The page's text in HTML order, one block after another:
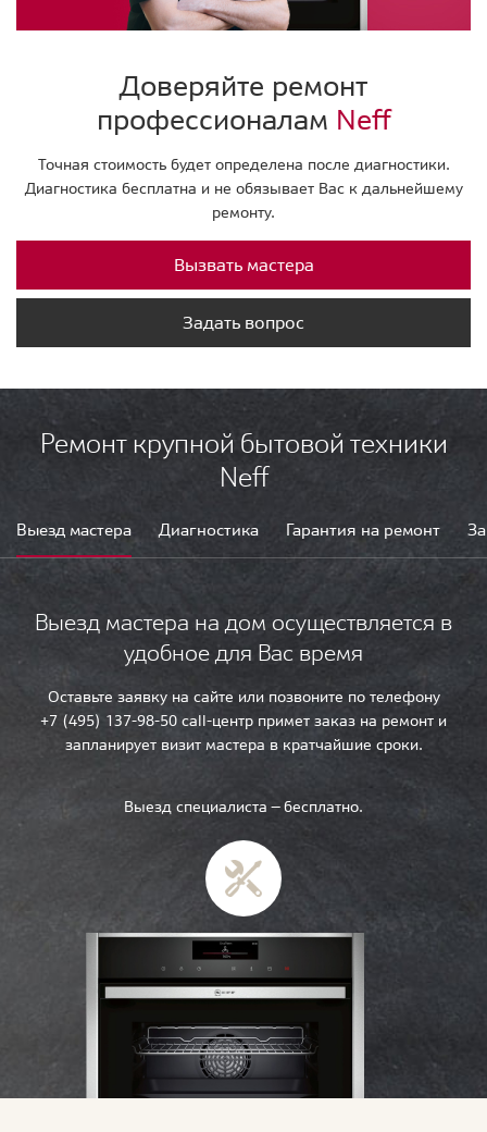
Доверяйте ремонт
профессионалам Neff
Точная стоимость будет определена после диагностики.
Диагностика бесплатна и не обязывает Вас к дальнейшему
ремонту.
Вызвать мастера
Задать вопрос
Ремонт крупной бытовой техники
Neff
Выезд мастера Диагностика Гарантия на ремонт
Выезд мастера на дом осуществляется в
удобное для Вас время
Оставьте заявку на сайте или позвоните по телефону
+7 (495) 137-98-50 call-центр примет заказ на ремонт и
запланирует визит мастера в кратчайшие сроки.
Выезд специалиста — бесплатно.